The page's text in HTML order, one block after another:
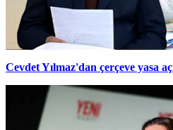
Cevdet Yılmaz'dan çerçeve yasa